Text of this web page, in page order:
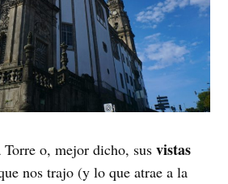
Torre o, mejor dicho, susvistas
nos trajo (y lo que atrae a la